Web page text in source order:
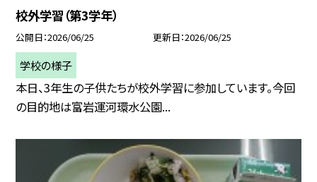
校外学習（第3学年）
公開日 2026/06/25 更新日 2026/06/25
学校の様子
本日、3年生の子供たちが校外学習に参加しています。今回
の目的地は富岩運河環水公園...